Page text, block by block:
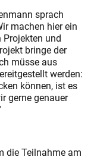
sprach
machen hier ein
und
bringe der
müsse aus
werden:
können, ist es
gerne genauer
die Teilnahme am